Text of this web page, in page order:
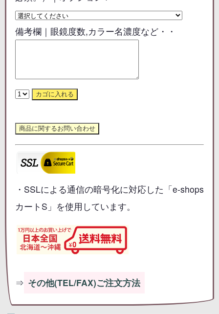
備考欄｜眼鏡度数,カラー名濃度など・・
・SSLによる通信の暗号化に対応した「e-shops
カートS」を使用しています。
⇒ その他(TEL/FAX)ご注文方法